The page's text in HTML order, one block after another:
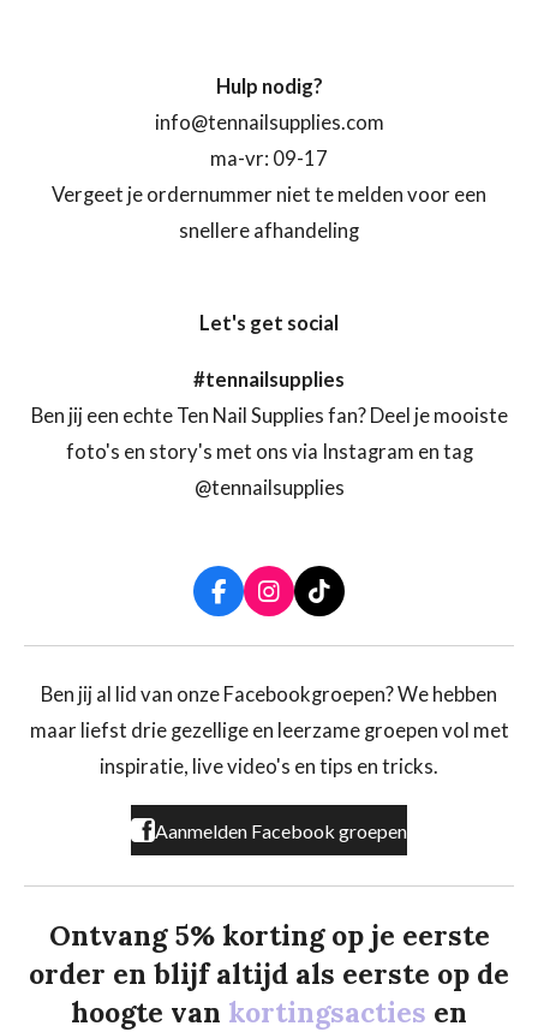
Hulp nodig?
info@tennailsupplies.com
ma-vr: 09-17
Vergeet je ordernummer niet te melden voor een
snellere afhandeling
Let's get social
#tennailsupplies
Ben jij een echte Ten Nail Supplies fan? Deel je mooiste
foto's en story's met ons via Instagram en tag
@tennailsupplies
F
a
c
b
o
k
I
n
s
a
r
a
T
i
k
o
Ben jij al lid van onze Facebookgroepen? We hebben
maar liefst drie gezellige en leerzame groepen vol met
inspiratie, live video's en tips en tricks.
Aanmelden Facebook groepen
Ontvang 5% korting op je eerste
order en blijf altijd als eerste op de
hoogte van kortingsacties en